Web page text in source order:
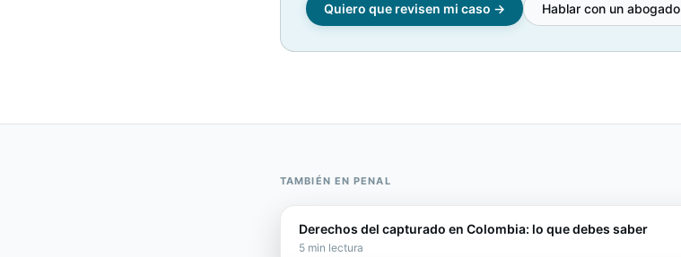
Quiero que revisen mi caso → Hablar con un abogado
TAMBIÉN ENPENAL
Derechos del capturado en Colombia: lo que debes saber
5 min lectura